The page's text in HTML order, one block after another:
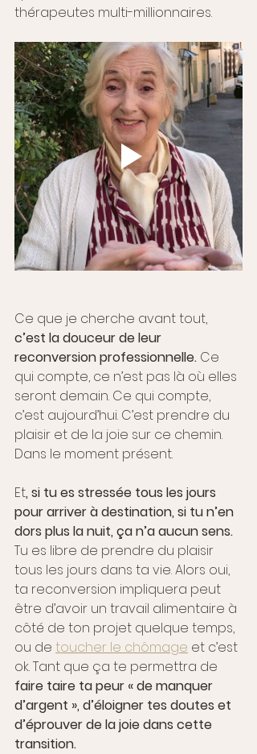
thérapeutes multi-millionnaires.
Ce que je cherche avant tout,
c’est la douceur de leur
reconversion professionnelle. Ce
qui compte, ce n’est pas là où elles
seront demain. Ce qui compte,
c’est aujourd’hui. C’est prendre du
plaisir et de la joie sur ce chemin.
Dans le moment présent.
Et, si tu es stressée tous les jours
pour arriver à destination, si tu n’en
dors plus la nuit, ça n’a aucun sens.
Tu es libre de prendre du plaisir
tous les jours dans ta vie. Alors oui,
ta reconversion impliquera peut
être d’avoir un travail alimentaire à
côté de ton projet quelque temps,
ou de toucher le chômage et c’est
ok. Tant que ça te permettra de
faire taire ta peur « de manquer
d’argent », d’éloigner tes doutes et
d’éprouver de la joie dans cette
transition.